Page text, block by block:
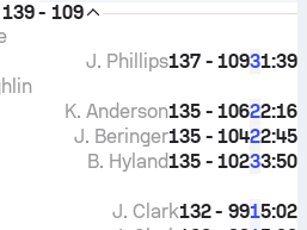
139 - 109
1:39
3
137 - 109
J. Phillips
2:16
2
135 - 106
K. Anderson
2:45
2
135 - 104
J. Beringer
3:50
3
135 - 102
B. Hyland
5:02
1
132 - 99
J. Clark